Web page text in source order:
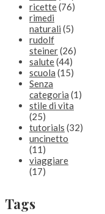
ricette(76)
rimedi
naturali (5)
rudolf
steiner(26)
salute(44)
scuola (15)
Senza
categoria (1)
stile di vita
(25)
tutorials (32)
uncinetto
(11)
viaggiare
(17)
Tags